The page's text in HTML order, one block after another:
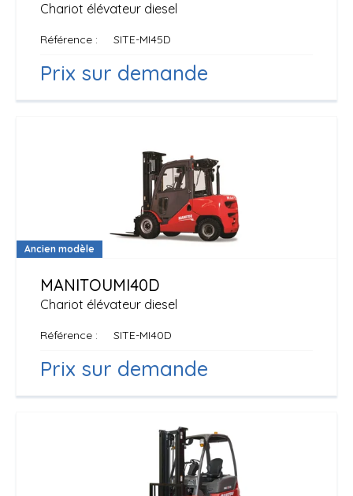
Chariot élévateur diesel
Référence SITE-MI45D
Prix sur demande
Ancien modèle
Chariot élévateur diesel
MANITOUMI40D
Référence SITE-MI40D
Prix sur demande